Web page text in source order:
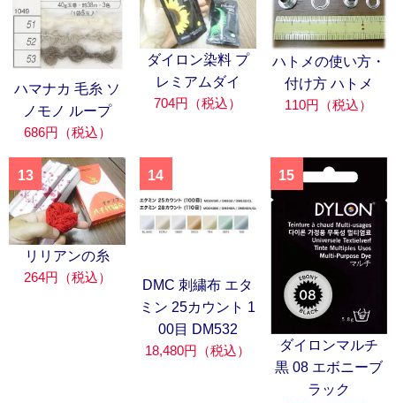
ハマナカ 毛糸 ソ
ノモノ ループ
686円（税込）
ダイロン染料 プ
レミアムダイ
704円（税込）
ハトメの使い方・
付け方 ハトメ
110円（税込）
13
リリアンの糸
264円（税込）
14
DMC 刺繍布 エタ
ミン 25カウント 1
00目 DM532
18,480円（税込）
15
ダイロンマルチ
黒 08 エボニーブ
ラック